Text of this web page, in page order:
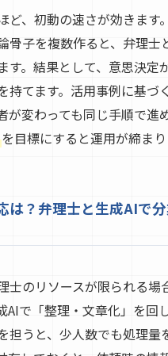
ど、初動の速さが効きます
骨子を複数作ると、弁理士
す。結果として、意思決定
持てます。活用事例に基づ
が変わっても同じ手順で進
を目標にすると運用が締まり
は？弁理士と生成AIで
士のリソースが限られる場
AIで「整理・文章化」を回
担うと、少人数でも処理量